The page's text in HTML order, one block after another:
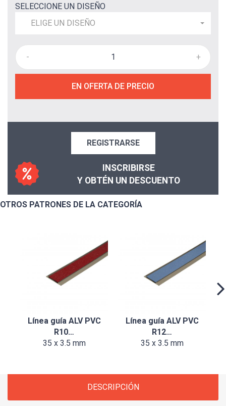
SELECCIONE UN DISEÑO
ELIGE UN DISEÑO
- +
EN OFERTA DE PRECIO
REGISTRARSE
INSCRIBIRSE
Y OBTÉN UN DESCUENTO
OTROS PATRONES DE LA CATEGORÍA
Línea guía ALV PVC
R10…
35 x 3.5 mm
Línea guía ALV PVC
R12…
35 x 3.5 mm
DESCRIPCIÓN